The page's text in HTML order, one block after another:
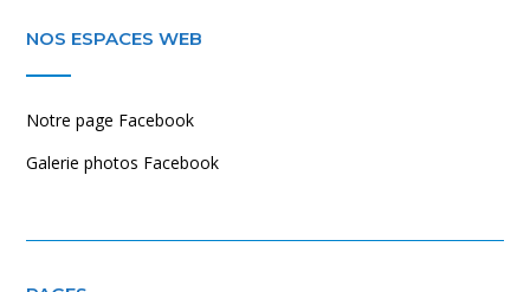
NOS ESPACES WEB
Notre page Facebook
Galerie photos Facebook